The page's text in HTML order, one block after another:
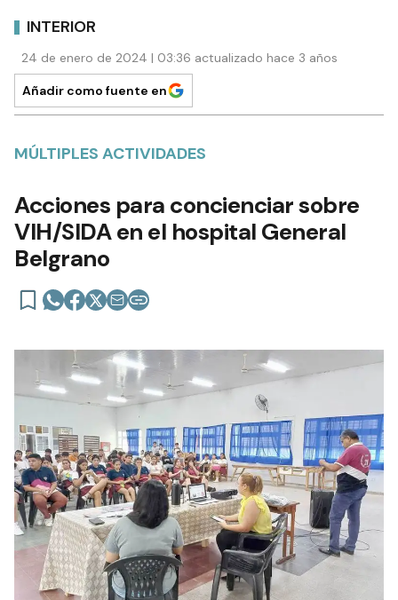
INTERIOR
24 de enero de 2024 | 03:36 actualizado hace 3 años
Añadir como fuente en
MÚLTIPLES ACTIVIDADES
Acciones para concienciar sobre
VIH/SIDA en el hospital General
Belgrano